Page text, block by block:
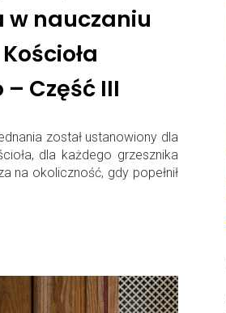
w nauczaniu
Część III
został ustanowiony dla
dla każdego grzesznika
na okoliczność, gdy popełnił